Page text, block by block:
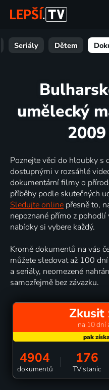
Seriály Dětem
umělecký
Poznejte věci do hloubky s
dostupnými v rozsáhlé
dokumentární filmy o
příběhy podle skutečných
Sledujte online přesně to,
nepoznané přímo z
nabídky si vybere každý.
Kromě dokumentů na vás
můžete sledovat až 100
a seriály, neomezené
samozřejmě bez závazku.
Zkusit
na 10 dní
4904
dokumentů
176
TV stanic